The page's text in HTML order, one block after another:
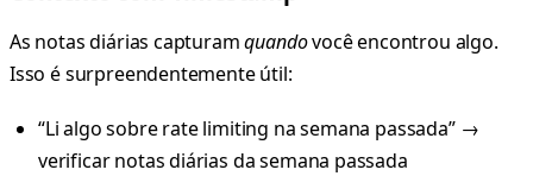
As notas diárias capturamquandovocê encontrou algo.
Isso é surpreendentemente útil:
“Li algo sobre rate limiting na semana passada” →
verificar notas diárias da semana passada